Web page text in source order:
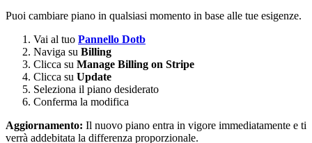
Puoi cambiare piano in qualsiasi momento in base alle tue esigenze.
Vai al tuo Pannello Dotb
Naviga su Billing
Clicca su Manage Billing on Stripe
Clicca su Update
Seleziona il piano desiderato
Conferma la modifica
Aggiornamento: Il nuovo piano entra in vigore immediatamente e ti
verrà addebitata la differenza proporzionale.